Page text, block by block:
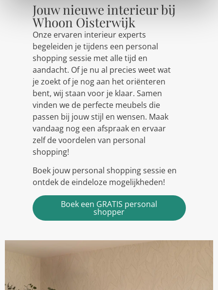
Jouw nieuwe interieur bij
Whoon Oisterwijk
Onze ervaren interieur experts
begeleiden je tijdens een personal
shopping sessie met alle tijd en
aandacht. Of je nu al precies weet wat
je zoekt of je nog aan het oriënteren
bent, wij staan voor je klaar. Samen
vinden we de perfecte meubels die
passen bij jouw stijl en wensen. Maak
vandaag nog een afspraak en ervaar
zelf de voordelen van personal
shopping!
Boek jouw personal shopping sessie en
ontdek de eindeloze mogelijkheden!
Boek een GRATIS personal
shopper